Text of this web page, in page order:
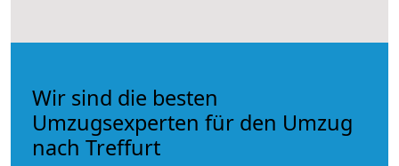
Wir sind die besten
Umzugsexperten für den Umzug
nach Treffurt